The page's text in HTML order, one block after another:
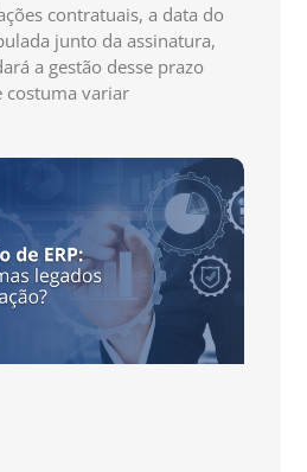
contratuais, a data do
junto da assinatura,
a gestão desse prazo
costuma variar